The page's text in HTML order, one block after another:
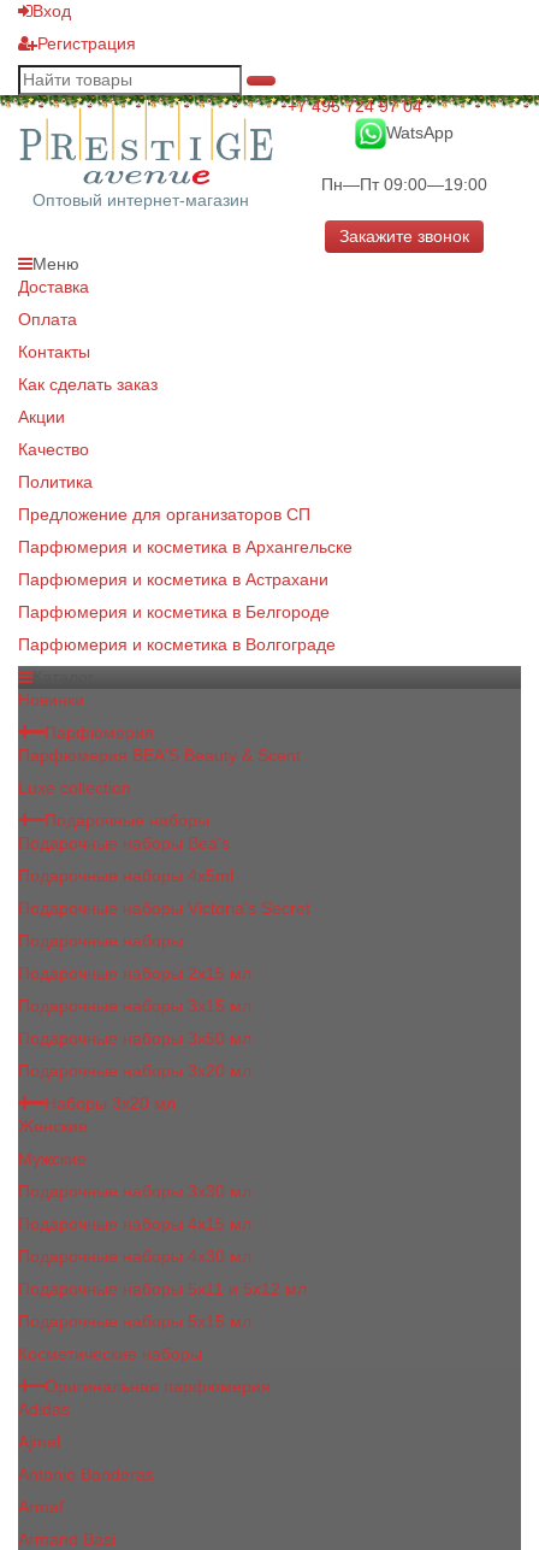
Вход
Регистрация
Оптовый интернет-магазин
+7 495 724 97 04
WatsApp
Пн—Пт 09:00—19:00
Закажите звонок
Меню
Доставка
Оплата
Контакты
Как сделать заказ
Акции
Качество
Политика
Предложение для организаторов СП
Парфюмерия и косметика в Архангельске
Парфюмерия и косметика в Астрахани
Парфюмерия и косметика в Белгороде
Парфюмерия и косметика в Волгограде
Новинки
Парфюмерия
Парфюмерия BEA'S Beauty & Scent
Luxe collection
Подарочные наборы
Подарочные наборы Bea's
Подарочные наборы 4х5ml
Подарочные наборы Victoria's Secret
Подарочные наборы
Подарочные наборы 2x15 мл
Подарочные наборы 3х15 мл
Подарочные наборы 3x50 мл
Подарочные наборы 3x20 мл
Наборы 3х20 мл
Женские
Мужские
Подарочные наборы 3х30 мл
Подарочные наборы 4x15 мл
Подарочные наборы 4x30 мл
Подарочные наборы 5x11 и 5х12 мл
Подарочные наборы 5x15 мл
Косметические наборы
Оригинальная парфюмерия
Adidas
Ajmal
Antonio Banderas
Armaf
Armand Basi